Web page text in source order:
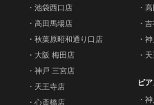
池袋西口店
高田馬場店
秋葉原昭和通り口店
大阪 梅田店
神戸 三宮店
天王寺店
心斎橋店
高
吉
神
ピ
神